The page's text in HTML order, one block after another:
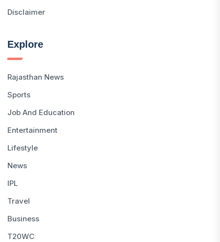
Disclaimer
Explore
Rajasthan News
Sports
Job And Education
Entertainment
Lifestyle
News
IPL
Travel
Business
T20WC